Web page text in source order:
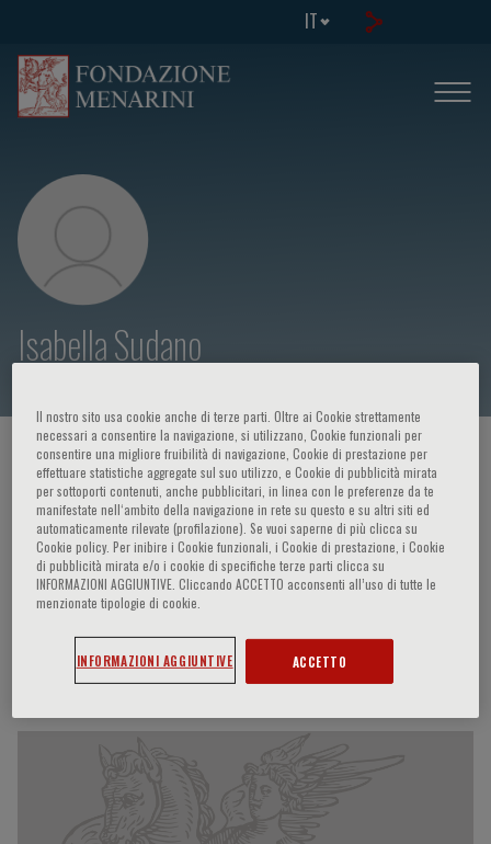
IT
Isabella Sudano
HOME PAGE / CORSI ED EVENTI / RELATORE
Isabella Sudano
Partecipazioni del relatore
Il nostro sito usa cookie anche di terze parti. Oltre ai Cookie strettamente
necessari a consentire la navigazione, si utilizzano, Cookie funzionali per
consentire una migliore fruibilità di navigazione, Cookie di prestazione per
effettuare statistiche aggregate sul suo utilizzo, e Cookie di pubblicità mirata
per sottoporti contenuti, anche pubblicitari, in linea con le preferenze da te
manifestate nell‘ambito della navigazione in rete su questo e su altri siti ed
automaticamente rilevate (profilazione). Se vuoi saperne di più clicca su
Cookie policy. Per inibire i Cookie funzionali, i Cookie di prestazione, i Cookie
di pubblicità mirata e/o i cookie di specifiche terze parti clicca su
INFORMAZIONI AGGIUNTIVE. Cliccando ACCETTO acconsenti all’uso di tutte le
menzionate tipologie di cookie.
INFORMAZIONI AGGIUNTIVE ACCETTO